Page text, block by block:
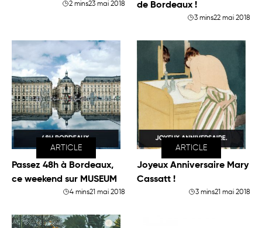
2 mins23 mai 2018
de Bordeaux !
3 mins22 mai 2018
ARTICLE
Passez 48h à Bordeaux,
ce weekend sur MUSEUM
4 mins21 mai 2018
ARTICLE
Joyeux Anniversaire Mary
Cassatt !
3 mins21 mai 2018